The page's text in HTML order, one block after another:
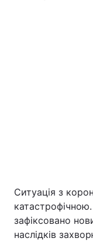
Ситуація з
зафіксовано
наслідків